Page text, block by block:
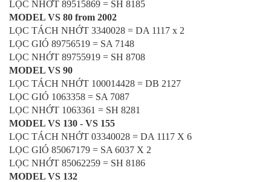
LỌC NHỚT 89515869 = SH 8185
MODEL VS 80 from 2002
LỌC TÁCH NHỚT 3340028 = DA 1117 x 2
LỌC GIÓ 89756519 = SA 7148
LỌC NHỚT 89755919 = SH 8708
MODEL VS 90
LỌC TÁCH NHỚT 100014428 = DB 2127
LỌC GIÓ 1063358 = SA 7087
LỌC NHỚT 1063361 = SH 8281
MODEL VS 130 - VS 155
LỌC TÁCH NHỚT 03340028 = DA 1117 X 6
LỌC GIÓ 85067179 = SA 6037 X 2
LỌC NHỚT 85062259 = SH 8186
MODEL VS 132